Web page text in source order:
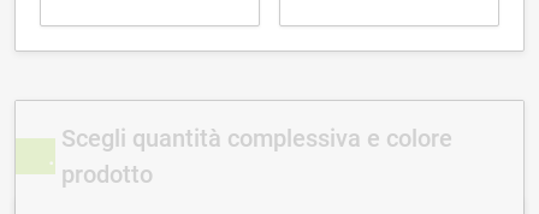
Scegli quantità complessiva e colore
prodotto